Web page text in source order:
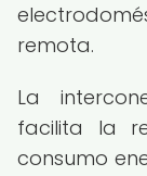
remota.
La
facilita la
consumo